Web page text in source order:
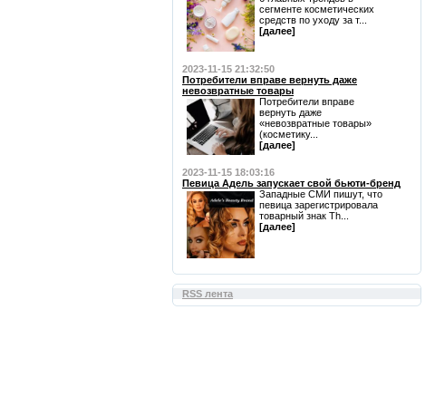
сегменте косметических
средств по уходу за т...
[далее]
2023-11-15 21:32:50
Потребители вправе вернуть даже
невозвратные товары
Потребители вправе
вернуть даже
«невозвратные товары»
(косметику...
[далее]
2023-11-15 18:03:16
Певица Адель запускает свой бьюти-бренд
Западные СМИ пишут, что
певица зарегистрировала
товарный знак Th...
[далее]
RSS лента